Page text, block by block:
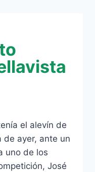
el alevín de
de ayer, ante un
uno de los
José